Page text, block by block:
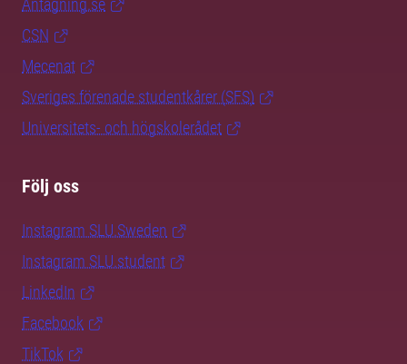
Antagning.se
CSN
Mecenat
Sveriges förenade studentkårer (SFS)
Universitets- och högskolerådet
Följ oss
Instagram SLU.Sweden
Instagram SLU.student
LinkedIn
Facebook
TikTok